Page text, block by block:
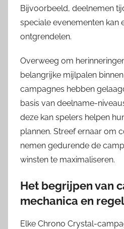
Bijvoorbeeld, deelnemen
speciale evenementen kan
ontgrendelen.
Overweeg om
belangrijke mijlpalen
campagnes hebben
basis van deelname-
deze kan spelers helpen
plannen. Streef ernaar om
nemen gedurende de
winsten te maximaliseren.
Het begrijpen van
mechanica en
Elke Chrono Crystal-